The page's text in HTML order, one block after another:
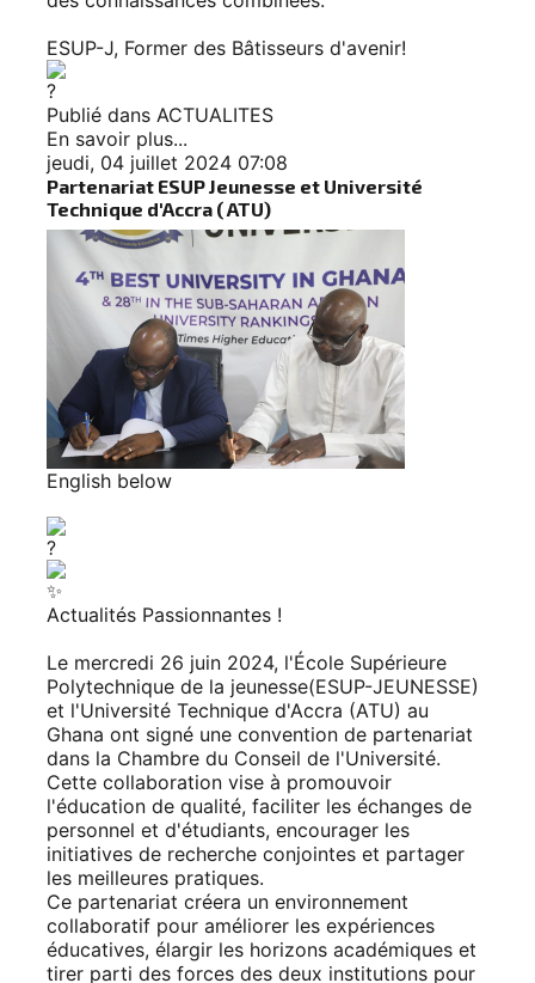
ESUP-J, Former des Bâtisseurs d'avenir!
Publié dans ACTUALITES
En savoir plus...
jeudi, 04 juillet 2024 07:08
Partenariat ESUP Jeunesse et Université
Technique d'Accra ( ATU)
English below
Actualités Passionnantes !
Le mercredi 26 juin 2024, l'École Supérieure
Polytechnique de la jeunesse(ESUP-JEUNESSE)
et l'Université Technique d'Accra (ATU) au
Ghana ont signé une convention de partenariat
dans la Chambre du Conseil de l'Université.
Cette collaboration vise à promouvoir
l'éducation de qualité, faciliter les échanges de
personnel et d'étudiants, encourager les
initiatives de recherche conjointes et partager
les meilleures pratiques.
Ce partenariat créera un environnement
collaboratif pour améliorer les expériences
éducatives, élargir les horizons académiques et
tirer parti des forces des deux institutions pour